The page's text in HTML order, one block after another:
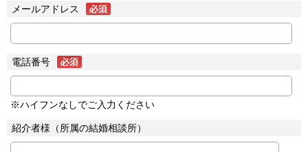
メールアドレス
電話番号
※ハイフンなしでご入力ください
紹介者様（所属の結婚相談所）